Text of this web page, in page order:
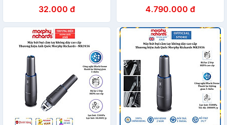
lắp dàn tưới cây, bể thủy
sinh, cá cảnh, bán cạn
(Hàng chính hãng)
32.000 đ
Hàng Chính Hãng
4.790.000 đ